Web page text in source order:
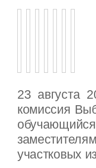
23 августа
комиссия
участковых